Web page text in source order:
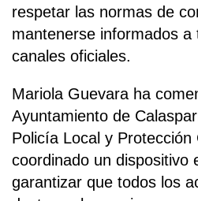
respetar las normas de
mantenerse informados a
canales oficiales.
Mariola Guevara ha
Ayuntamiento de
Policía Local y Protección
coordinado un dispositivo
garantizar que todos los